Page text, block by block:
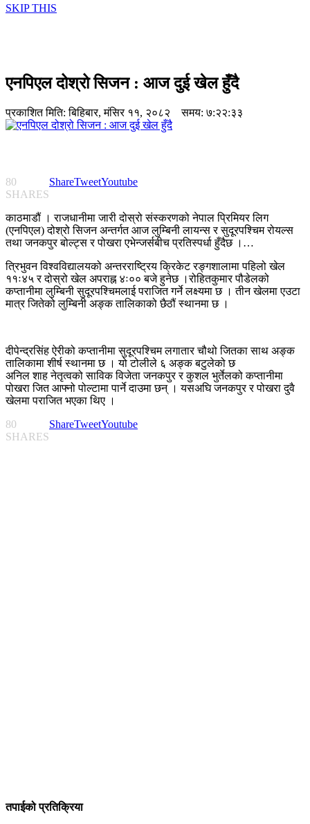
SKIP THIS
एनपिएल दोश्रो सिजन : आज दुई खेल हुँदै
प्रकाशित मिति:बिहिबार, मंसिर ११, २०८२ समय: ७:२२:३३
80
SHARES
ShareTweetYoutube
काठमाडौं । राजधानीमा जारी दोस्रो संस्करणको नेपाल प्रिमियर लिग
(एनपिएल) दोश्रो सिजन अन्तर्गत आज लुम्बिनी लायन्स र सुदूरपश्चिम रोयल्स
तथा जनकपुर बोल्ट्स र पोखरा एभेन्जर्सबीच प्रतिस्पर्धा हुँदैछ ।…
त्रिभुवन विश्वविद्यालयको अन्तरराष्ट्रिय क्रिकेट रङ्गशालामा पहिलो खेल
११ः४५ र दोस्रो खेल अपराह्न ४ः०० बजे हुनेछ ।रोहितकुमार पौडेलको
कप्तानीमा लुम्बिनी सुदूरपश्चिमलाई पराजित गर्ने लक्ष्यमा छ । तीन खेलमा एउटा
मात्र जितेको लुम्बिनी अङ्क तालिकाको छैठौं स्थानमा छ ।
दीपेन्द्रसिंह ऐरीको कप्तानीमा सुदूरपश्चिम लगातार चौथो जितका साथ अङ्क
तालिकामा शीर्ष स्थानमा छ । यो टोलीले ६ अङ्क बटुलेको छ
अनिल शाह नेतृत्वको साविक विजेता जनकपुर र कुशल भुर्तेलको कप्तानीमा
पोखरा जित आफ्नो पोल्टामा पार्ने दाउमा छन् । यसअघि जनकपुर र पोखरा दुवै
खेलमा पराजित भएका थिए ।
80
SHARES
ShareTweetYoutube
तपाईको प्रतिक्रिया